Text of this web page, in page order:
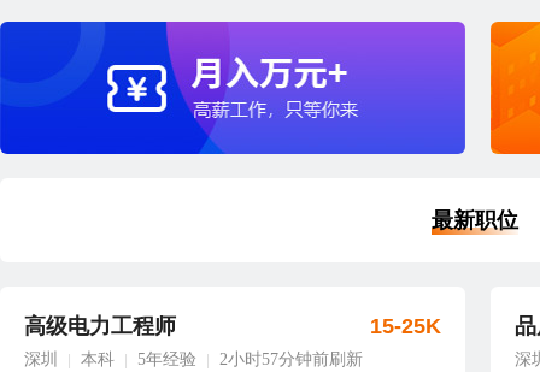
最新职位
高级电力工程师
深圳 本科 5年经验 2小时57分钟前刷新
15-25K
深